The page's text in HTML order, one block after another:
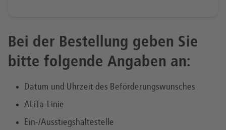
Bei der Bestellung geben Sie
bitte folgende Angaben an:
Datum und Uhrzeit des Beförderungswunsches
ALiTa-Linie
Ein-/Ausstiegshaltestelle